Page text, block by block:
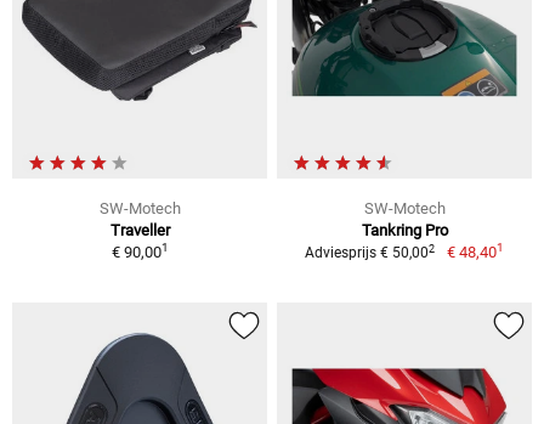
SW-Motech
Traveller
€ 90,001
SW-Motech
Tankring Pro
Adviesprijs € 50,002 € 48,401